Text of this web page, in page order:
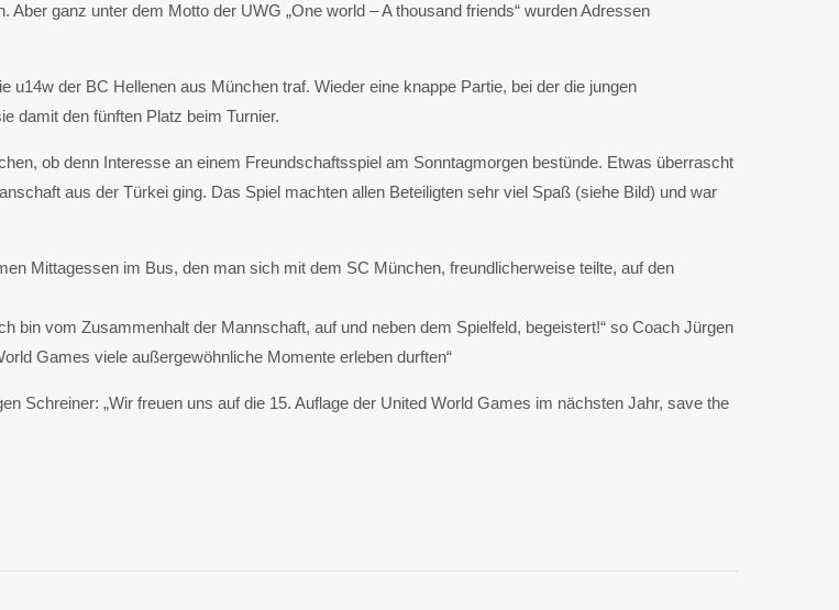
ganz unter dem Motto der UWG „One world – A thousand friends“ wurden Adressen
der BC Hellenen aus München traf. Wieder eine knappe Partie, bei der die jungen
damit den fünften Platz beim Turnier.
ob denn Interesse an einem Freundschaftsspiel am Sonntagmorgen bestünde. Etwas überrascht
aus der Türkei ging. Das Spiel machten allen Beteiligten sehr viel Spaß (siehe Bild) und war
Mittagessen im Bus, den man sich mit dem SC München, freundlicherweise teilte, auf den
bin vom Zusammenhalt der Mannschaft, auf und neben dem Spielfeld, begeistert!“ so Coach Jürgen
Games viele außergewöhnliche Momente erleben durften“
Schreiner: „Wir freuen uns auf die 15. Auflage der United World Games im nächsten Jahr, save the